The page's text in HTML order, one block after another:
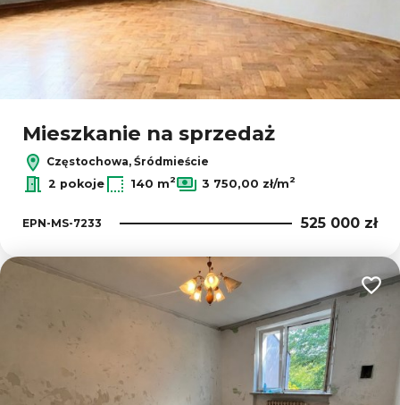
Mieszkanie na sprzedaż
Częstochowa, Śródmieście
2 pokoje
140 m2 3 750,00 zł/m2
EPN-MS-7233 525 000 zł